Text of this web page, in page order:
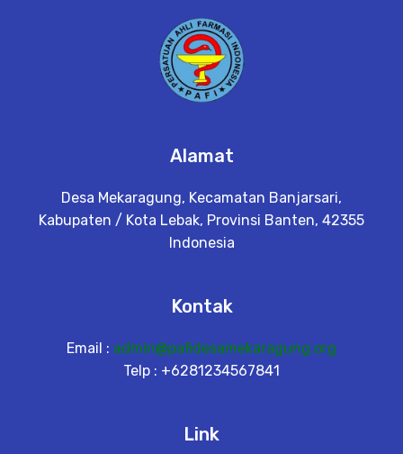
Alamat
Desa Mekaragung, Kecamatan Banjarsari,
Kabupaten / Kota Lebak, Provinsi Banten, 42355
Indonesia
Kontak
Email : admin@pafidesamekaragung.org
Telp : +6281234567841
Link